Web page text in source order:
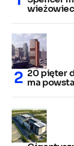
wieżowiec
20 pięter
ma